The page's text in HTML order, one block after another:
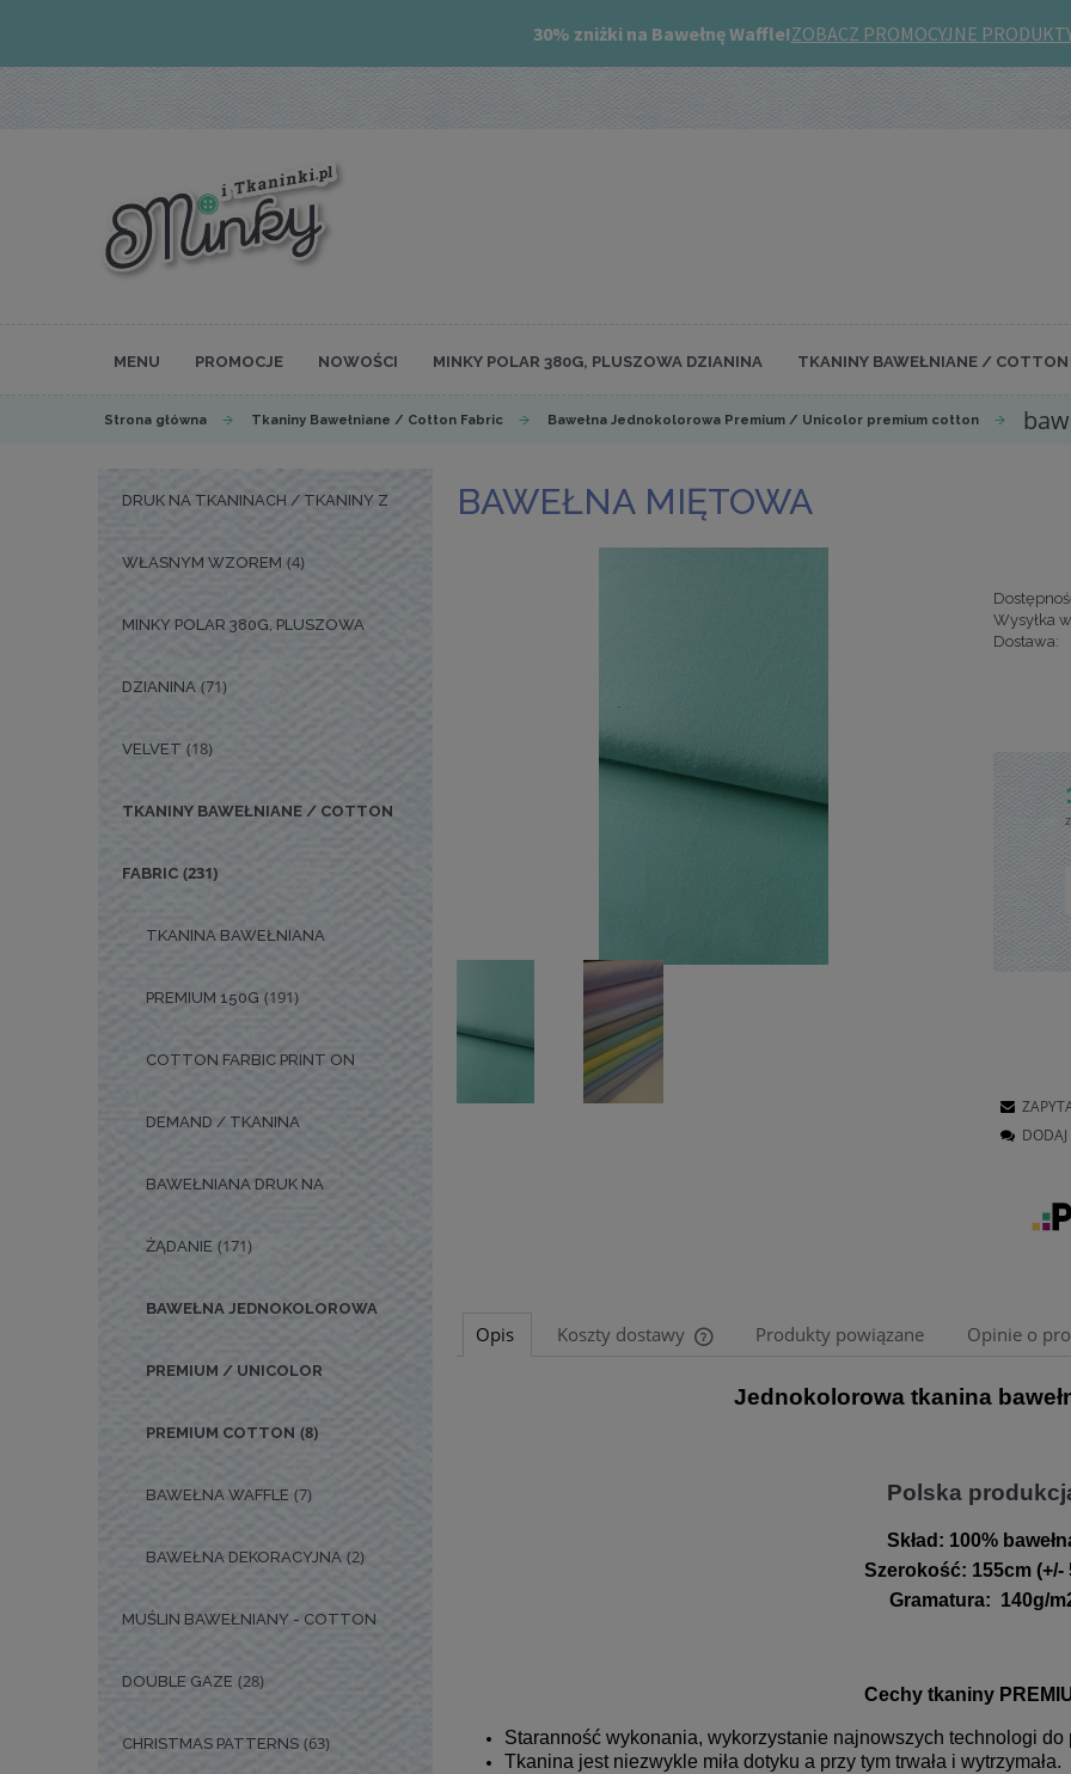
MENU PROMOCJE NOWOŚCI MINKY POLAR 380G, PLUSZOWA DZIANINA TKANINY BAWEŁNIANE / COTTON
Strona główna Tkaniny Bawełniane / Cotton Fabric Bawełna Jednokolorowa Premium / Unicolor premium cotton
DRUK NA TKANINACH / TKANINY Z
WŁASNYM WZOREM (4)
MINKY POLAR 380G, PLUSZOWA
DZIANINA (71)
VELVET (18)
TKANINY BAWEŁNIANE / COTTON
FABRIC (231)
TKANINA BAWEŁNIANA
PREMIUM 150G (191)
COTTON FARBIC PRINT ON
DEMAND / TKANINA
BAWEŁNIANA DRUK NA
ŻĄDANIE (171)
BAWEŁNA JEDNOKOLOROWA
PREMIUM / UNICOLOR
PREMIUM COTTON (8)
BAWEŁNA WAFFLE (7)
BAWEŁNA DEKORACYJNA (2)
MUŚLIN BAWEŁNIANY - COTTON
DOUBLE GAZE (28)
CHRISTMAS PATTERNS (63)
BAWEŁNA MIĘTOWA
Wysyłka
Dostawa:
Opis Koszty dostawy
Cena nie zawiera ewentualnych kosztów
Produkty powiązane Opinie o
Jednokolorowa tkanina
Polska
Skład: 100%
Szerokość: 155cm (+/-
Gramatura: 140g/
Cechy tkaniny
Staranność wykonania, wykorzystanie najnowszych technologi do
Tkanina jest niezwykle miła dotyku a przy tym trwała i wytrzymała.